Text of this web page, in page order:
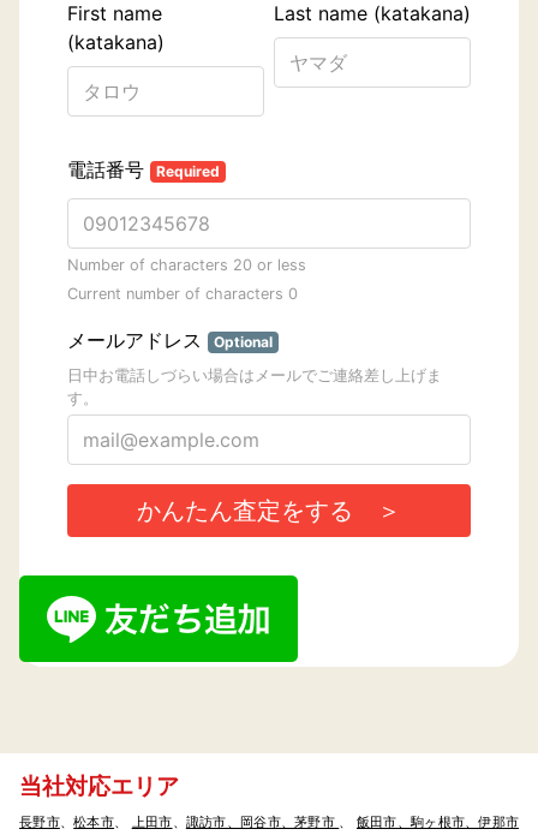
当社対応エリア
長野市、松本市 上田市 諏訪市、岡谷市、茅野市
飯田市、駒ヶ根市、伊那市